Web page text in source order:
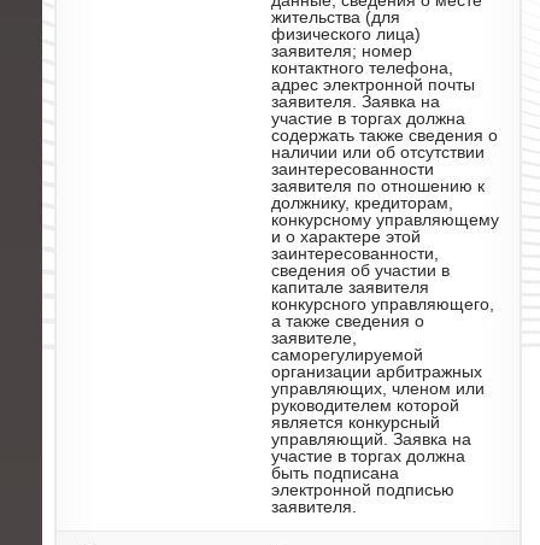
жительства (для
физического лица)
заявителя; номер
контактного телефона,
адрес электронной почты
заявителя. Заявка на
участие в торгах должна
содержать также сведения о
наличии или об отсутствии
заинтересованности
заявителя по отношению к
должнику, кредиторам,
конкурсному управляющему
и о характере этой
заинтересованности,
сведения об участии в
капитале заявителя
конкурсного управляющего,
а также сведения о
заявителе,
саморегулируемой
организации арбитражных
управляющих, членом или
руководителем которой
является конкурсный
управляющий. Заявка на
участие в торгах должна
быть подписана
электронной подписью
заявителя.